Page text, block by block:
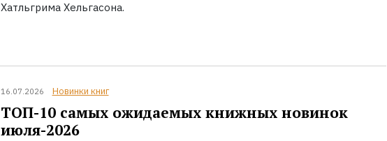
Хатльгрима Хельгасона.
16.07.2026 Новинки книг
ТОП-10 самых ожидаемых книжных новинок
июля-2026